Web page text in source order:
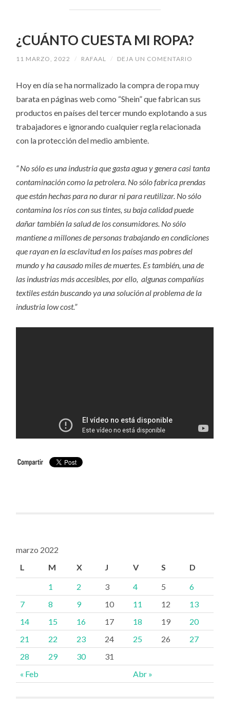
¿CUÁNTO CUESTA MI ROPA?
11 MARZO, 2022 / RAFAAL / DEJA UN COMENTARIO
Hoy en día se ha normalizado la compra de ropa muy
barata en páginas web como “Shein” que fabrican sus
productos en países del tercer mundo explotando a sus
trabajadores e ignorando cualquier regla relacionada
con la protección del medio ambiente.
“No sólo es una industria que gasta agua y genera casi tanta
contaminación como la petrolera. No sólo fabrica prendas
que están hechas para no durar ni para reutilizar. No sólo
contamina los ríos con sus tintes, su baja calidad puede
dañar también la salud de los consumidores. No sólo
mantiene a millones de personas trabajando en condiciones
que rayan en la esclavitud en los países mas pobres del
mundo y ha causado miles de muertes. Es también, una de
las industrias más accesibles, por ello, algunas compañías
textiles están buscando ya una solución al problema de la
industria low cost.”
marzo 2022
L
M X J V S D
« Feb Abr »
1 2 3 4 5
6
7
8 9 10 11 12
13
14
15 16 17 18 19
20
21
22 23 24 25 26
27
28
29 30 31